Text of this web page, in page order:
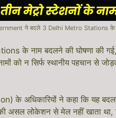
ने बदले 3 Delhi Metro Stations के
के नाम बदलने की घोषणा की
को न सिर्फ स्थानीय पहचान से
ने कहा कि यह बदलाव
लोकेशन से मेल नहीं खाता था,